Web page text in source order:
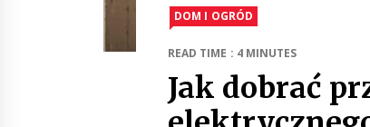
DOM I OGRÓD
READ TIME : 4 MINUTES
Jak dobrać